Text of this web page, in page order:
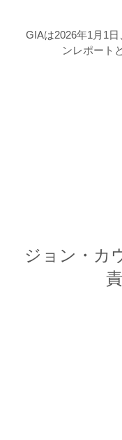
GIAは2026年1月1
ンレポート
ジョン・カ